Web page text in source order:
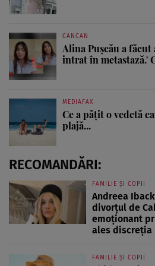
CANCAN
Alina Pușcău a
intrat în metastază.'
MEDIAFAX
Ce a pățit o vedetă
plajă...
RECOMANDĂRI:
FAMILIE ȘI COPII
Andreea
divorțul de
emoționant
ales discreția
FAMILIE ȘI COPII